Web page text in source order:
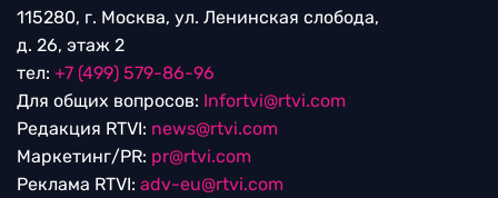
115280, г. Москва, ул. Ленинская слобода,
д. 26, этаж 2
тел: +7 (499) 579-86-96
Для общих вопросов: Infortvi@rtvi.com
Редакция RTVI: news@rtvi.com
Маркетинг/PR: pr@rtvi.com
Реклама RTVI: adv-eu@rtvi.com